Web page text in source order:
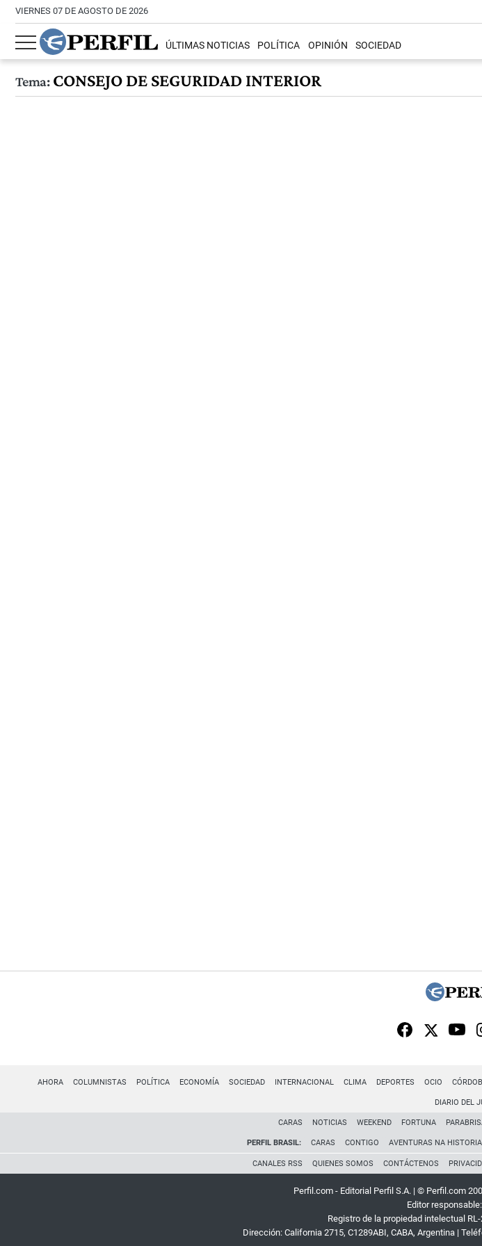
VIERNES 07 DE AGOSTO DE 2026
ÚLTIMAS NOTICIAS POLÍTICA OPINIÓN SOCIEDAD
Tema:CONSEJO DE SEGURIDAD INTERIOR
AHORA COLUMNISTAS POLÍTICA ECONOMÍA SOCIEDAD INTERNACIONAL CLIMA DEPORTES OCIO
DIARIO DEL
CARAS NOTICIAS WEEKEND FORTUNA
PERFIL BRASIL: CARAS CONTIGO AVENTURAS NA HISTORIA
CANALES RSS QUIENES SOMOS CONTÁCTENOS
Perfil.com - Editorial Perfil S.A. | © Perfil.com
Editor
Registro de la propiedad intelectual
Dirección: California 2715, C1289ABI, CABA, Argentina|